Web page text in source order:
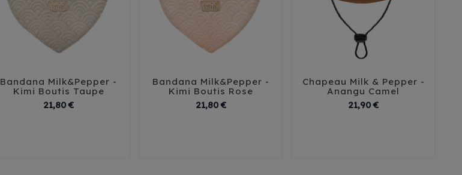
  
Bandana Milk&Pepper -
Kimi Boutis Taupe
21,80 €Prix
  
Bandana Milk&Pepper -
Kimi Boutis Rose
21,80 €Prix
  
Chapeau Milk & Pepper -
Anangu Camel
21,90 €Prix